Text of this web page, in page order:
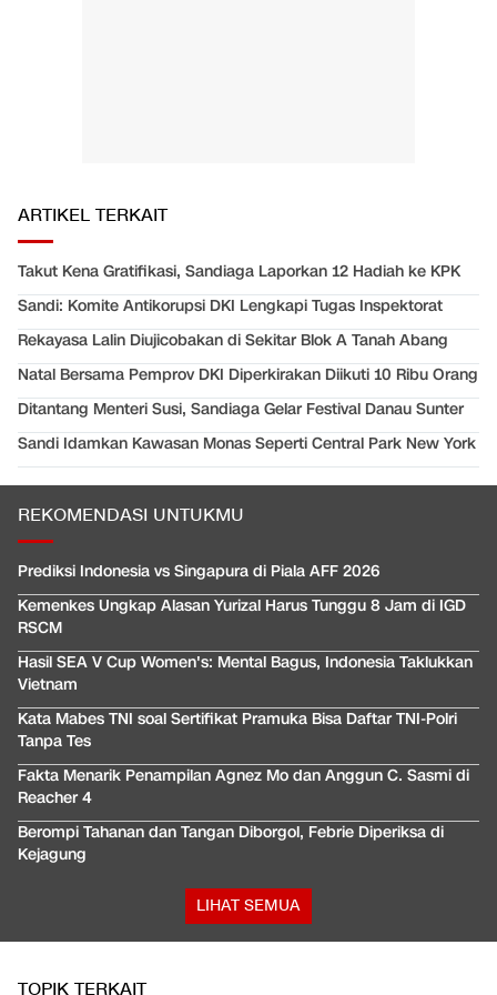
ARTIKEL TERKAIT
Takut Kena Gratifikasi, Sandiaga Laporkan 12 Hadiah ke KPK
Sandi: Komite Antikorupsi DKI Lengkapi Tugas Inspektorat
Rekayasa Lalin Diujicobakan di Sekitar Blok A Tanah Abang
Natal Bersama Pemprov DKI Diperkirakan Diikuti 10 Ribu Orang
Ditantang Menteri Susi, Sandiaga Gelar Festival Danau Sunter
Sandi Idamkan Kawasan Monas Seperti Central Park New York
REKOMENDASI UNTUKMU
Prediksi Indonesia vs Singapura di Piala AFF 2026
Kemenkes Ungkap Alasan Yurizal Harus Tunggu 8 Jam di IGD
RSCM
Hasil SEA V Cup Women's: Mental Bagus, Indonesia Taklukkan
Vietnam
Kata Mabes TNI soal Sertifikat Pramuka Bisa Daftar TNI-Polri
Tanpa Tes
Fakta Menarik Penampilan Agnez Mo dan Anggun C. Sasmi di
Reacher 4
Berompi Tahanan dan Tangan Diborgol, Febrie Diperiksa di
Kejagung
LIHAT SEMUA